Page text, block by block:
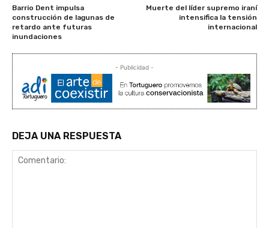
Barrio Dent impulsa
construcción de lagunas de
retardo ante futuras
inundaciones
Muerte del líder supremo iraní
intensifica la tensión
internacional
- Publicidad -
DEJA UNA RESPUESTA